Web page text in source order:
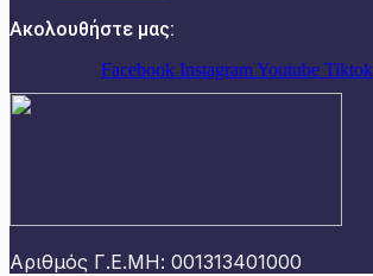
Ακολουθήστε μας:
Facebook InstagramYoutube Tiktok
Αριθμός Γ.Ε.ΜΗ: 001313401000